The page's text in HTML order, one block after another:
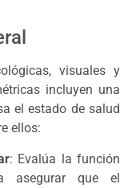
visuales y
incluyen una
el estado de salud
ellos:
: Evalúa la función
asegurar que el